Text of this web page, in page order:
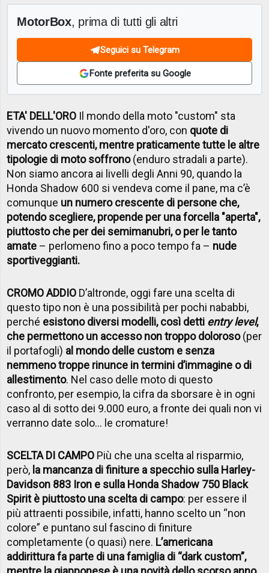
MotorBox, prima di tutti gli altri
Seguici su Telegram
Fonte preferita su Google
ETA' DELL'ORO Il mondo della moto "custom" sta
vivendo un nuovo momento d'oro, con quote di
mercato crescenti, mentre praticamente tutte le altre
tipologie di moto soffrono(enduro stradali a parte).
Non siamo ancora ai livelli degli Anni 90, quando la
Honda Shadow 600 si vendeva come il pane, ma c’è
comunque un numero crescente di persone che,
potendo scegliere, propende per una forcella "aperta",
piuttosto che per dei semimanubri, o per le tanto
amate – perlomeno fino a poco tempo fa – nude
sportiveggianti.
CROMO ADDIO D’altronde, oggi fare una scelta di
questo tipo non è una possibilità per pochi nababbi,
perché esistono diversi modelli, così detti entry level,
che permettono un accesso non troppo doloroso(per
il portafogli) al mondo delle custom e senza
nemmeno troppe rinunce in termini d’immagine o di
allestimento. Nel caso delle moto di questo
confronto, per esempio, la cifra da sborsare è in ogni
caso al di sotto dei 9.000 euro, a fronte dei quali non vi
verranno date solo… le cromature!
SCELTA DI CAMPO Più che una scelta al risparmio,
però, la mancanza di finiture a specchio sulla Harley-
Davidson 883 Iron e sulla Honda Shadow 750 Black
Spirit è piuttosto una scelta di campo: per essere il
più attraenti possibile, infatti, hanno scelto un “non
colore” e puntano sul fascino di finiture
completamente (o quasi) nere. L’americana
addirittura fa parte di una famiglia di “dark custom”,